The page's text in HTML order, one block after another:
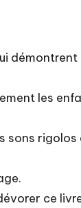
démontrent
les
sons rigolos
ce